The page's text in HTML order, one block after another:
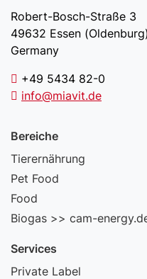
Robert-Bosch-Straße 3
49632 Essen (Oldenburg)
Germany
+49 5434 82-0
info@miavit.de
Bereiche
Tierernährung
Pet Food
Food
Biogas >> cam-
Services
Private Label